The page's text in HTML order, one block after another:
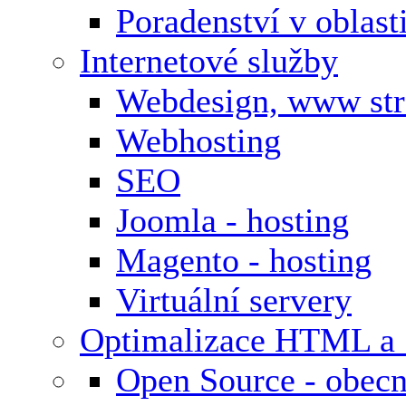
Poradenství v
Internetové služby
Webdesign, www
Webhosting
SEO
Joomla - hosting
Magento - hosting
Virtuální servery
Optimalizace HTML a
Open Source -